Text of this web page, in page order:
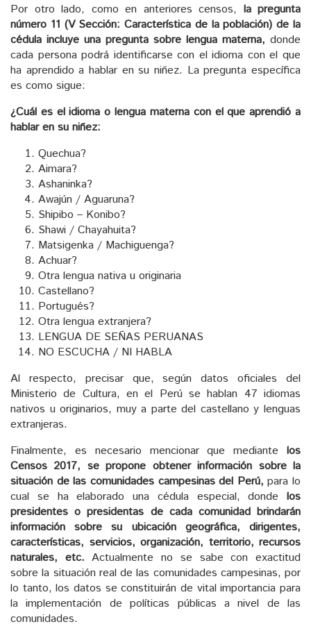
Por otro lado, como en anteriores censos, la pregunta
número 11 (V Sección: Característica de la población) de la
cédula incluye una pregunta sobre lengua materna, donde
cada persona podrá identificarse con el idioma con el que
ha aprendido a hablar en su niñez. La pregunta específica
es como sigue:
¿Cuál es el idioma o lengua materna con el que aprendió a
hablar en su niñez:
Quechua?
Aimara?
Ashaninka?
Awajún / Aguaruna?
Shipibo – Konibo?
Shawi / Chayahuita?
Matsigenka / Machiguenga?
Achuar?
Otra lengua nativa u originaria
Castellano?
Portugués?
Otra lengua extranjera?
LENGUA DE SEÑAS PERUANAS
NO ESCUCHA / NI HABLA
Al respecto, precisar que, según datos oficiales del
Ministerio de Cultura, en el Perú se hablan 47 idiomas
nativos u originarios, muy a parte del castellano y lenguas
extranjeras.
Finalmente, es necesario mencionar que mediante los
Censos 2017, se propone obtener información sobre la
situación de las comunidades campesinas del Perú, para lo
cual se ha elaborado una cédula especial, donde los
presidentes o presidentas de cada comunidad brindarán
información sobre su ubicación geográfica, dirigentes,
características, servicios, organización, territorio, recursos
naturales, etc. Actualmente no se sabe con exactitud
sobre la situación real de las comunidades campesinas, por
lo tanto, los datos se constituirán de vital importancia para
la implementación de políticas públicas a nivel de las
comunidades.